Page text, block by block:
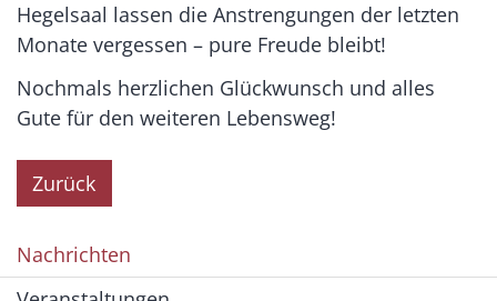
Hegelsaal lassen die Anstrengungen der letzten
Monate vergessen – pure Freude bleibt!
Nochmals herzlichen Glückwunsch und alles
Gute für den weiteren Lebensweg!
Zurück
Nachrichten